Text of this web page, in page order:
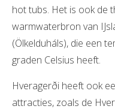
hot tubs. Het is ook de
warmwaterbron van
(Ölkelduháls), die een
graden Celsius heeft.
Hveragerði heeft ook
attracties, zoals de